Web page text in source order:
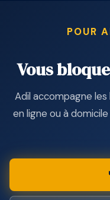
POUR
Vous
Adil accompagne les
en ligne ou à domicile